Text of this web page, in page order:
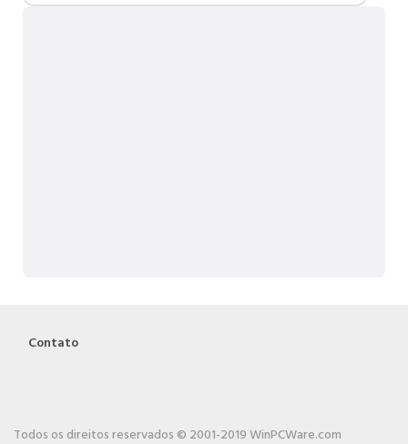
Contato
Todos os direitos reservados © 2001-2019 WinPCWare.com